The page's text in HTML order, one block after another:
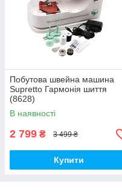
Побутова швейна машина
Supretto Гармонія шиття
(8628)
В наявності
2 799 ₴ 3 499 ₴
Купити